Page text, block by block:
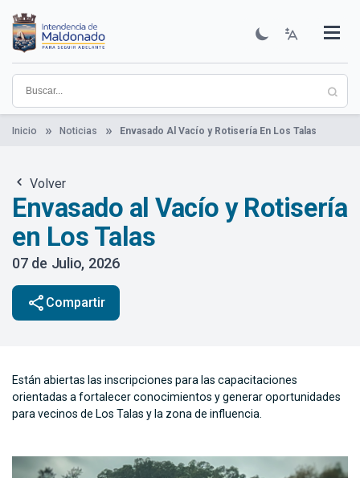
contenido
principal
Institucional
Municipios
Descubre Maldonado
Comunicación
Servicios
Guía De Trámites
Ver Noticias
Inicio Noticias Envasado Al Vacío y Rotisería En Los Talas
Volver
Envasado al Vacío y Rotisería
en Los Talas
07 de Julio, 2026
share Compartir
Están abiertas las inscripciones para las capacitaciones
orientadas a fortalecer conocimientos y generar oportunidades
para vecinos de Los Talas y la zona de influencia.